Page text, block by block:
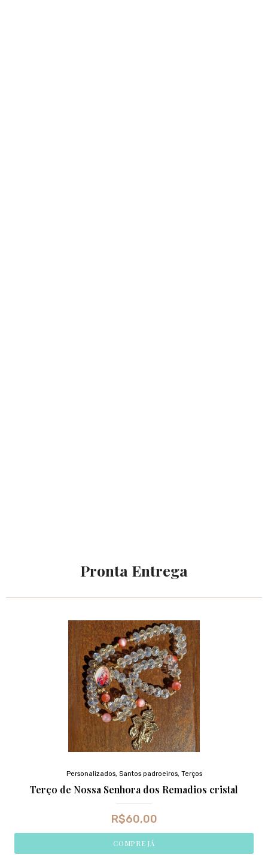
Pronta Entrega
Personalizados, Santos padroeiros, Terços
Terço de Nossa Senhora dos Remadios cristal
R$60,00
COMPRE JÁ